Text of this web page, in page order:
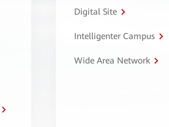
Digital Site
Intelligenter Campus
Wide Area Network